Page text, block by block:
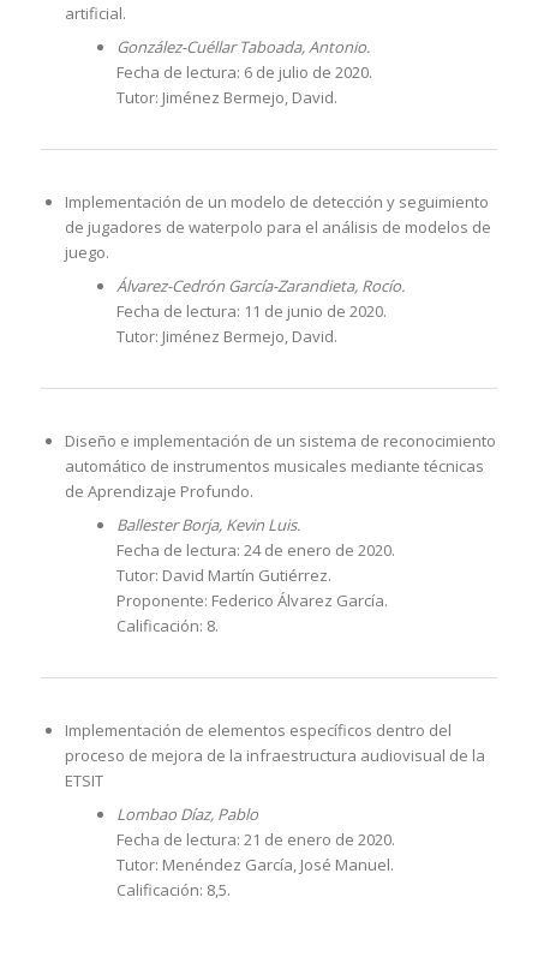
artificial.
González-Cuéllar Taboada, Antonio.
Fecha de lectura: 6 de julio de 2020.
Tutor: Jiménez Bermejo, David.
Implementación de un modelo de detección y seguimiento
de jugadores de waterpolo para el análisis de modelos de
juego.
Álvarez-Cedrón García-Zarandieta, Rocío.
Fecha de lectura: 11 de junio de 2020.
Tutor: Jiménez Bermejo, David.
Diseño e implementación de un sistema de reconocimiento
automático de instrumentos musicales mediante técnicas
de Aprendizaje Profundo.
Ballester Borja, Kevin Luis.
Fecha de lectura: 24 de enero de 2020.
Tutor: David Martín Gutiérrez.
Proponente: Federico Álvarez García.
Calificación: 8.
Implementación de elementos específicos dentro del
proceso de mejora de la infraestructura audiovisual de la
ETSIT
Lombao Díaz, Pablo
Fecha de lectura: 21 de enero de 2020.
Tutor: Menéndez García, José Manuel.
Calificación: 8,5.